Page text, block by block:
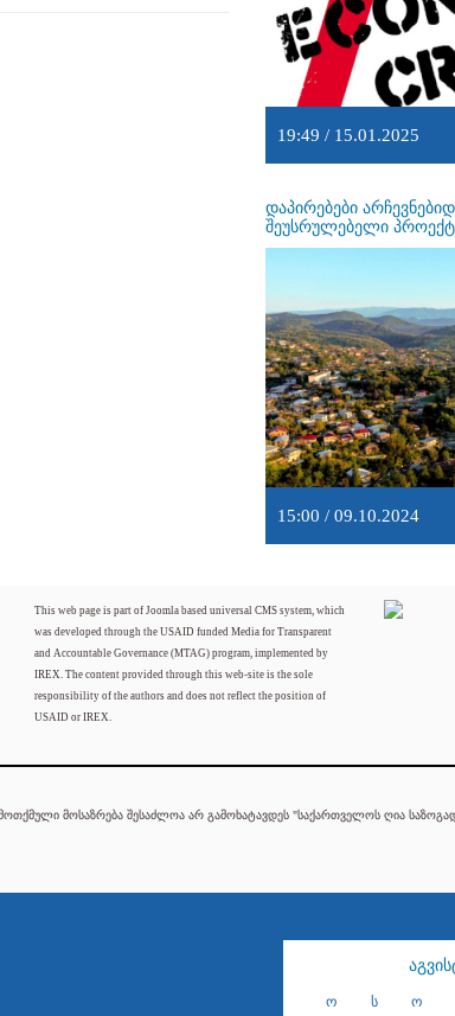
19:49 / 15.01.2025
დაპირებები
შეუსრულებელი
15:00 / 09.10.2024
This web page is part of Joomla based universal CMS system, which
was developed through the USAID funded Media for Transparent
and Accountable Governance (MTAG) program, implemented by
IREX. The content provided through this web-site is the sole
responsibility of the authors and does not reflect the position of
USAID or IREX.
მოსაზრება შესაძლოა არ გამოხატავდეს "საქართველოს ღია
ო ს ო